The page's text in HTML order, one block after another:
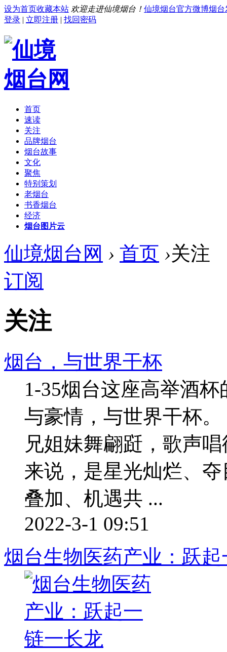
设为首页收藏本站 欢迎走进仙境烟台！ 仙境烟台官方微博烟台
登录 | 立即注册 | 找回密码
首页
速读
关注
品牌烟台
烟台故事
文化
聚焦
特别策划
老烟台
书香烟台
经济
烟台图片云
仙境烟台网 › 首页 ›关注
订阅
关注
烟台，与世界干杯
1-35烟台这座高举酒
与豪情，与世界干杯
兄姐妹舞翩跹，歌声
来说，是星光灿烂、
叠加、机遇共 ...
2022-3-1 09:51
烟台生物医药产业：跃